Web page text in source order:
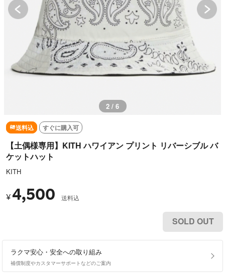
3 / 6
送料込 すぐに購入可
【土偶様専用】KITH ハワイアン プリント リバーシブル バ
ケットハット
KITH
¥4,500 送料込
SOLD OUT
ラクマ安心・安全への取り組み
補償制度やカスタマーサポートなどのご案内